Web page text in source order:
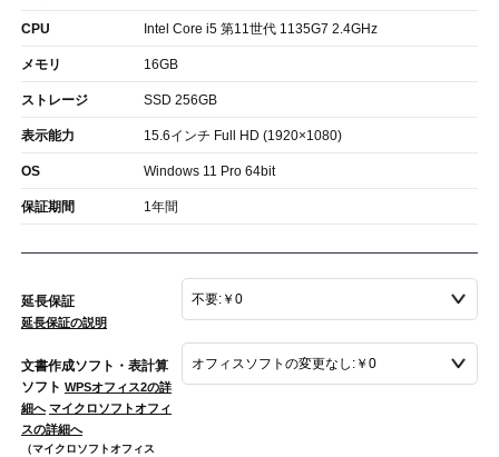
CPU Intel Core i5 第11世代 1135G7 2.4GHz
メモリ 16GB
ストレージ SSD 256GB
表示能力 15.6インチ Full HD (1920×1080)
OS Windows 11 Pro 64bit
保証期間 1年間
延長保証
延長保証の説明
文書作成ソフト・表計算
ソフト WPSオフィス2の詳
細へ マイクロソフトオフィ
スの詳細へ
（マイクロソフトオフィス